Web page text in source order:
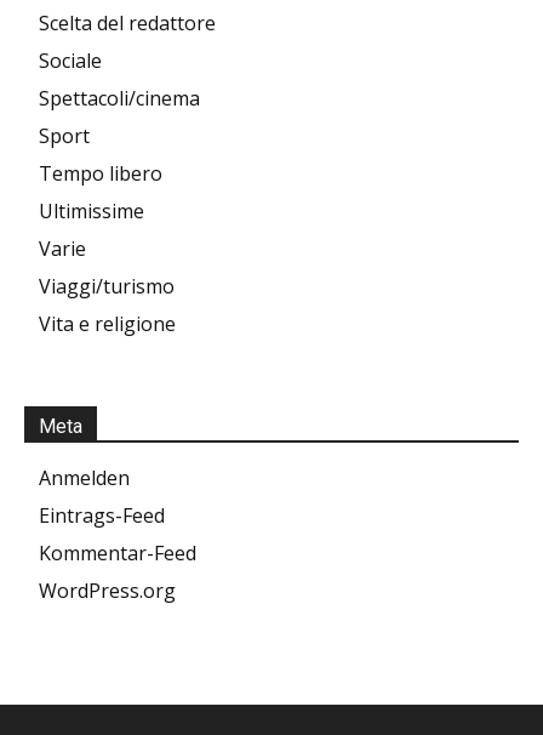
Scelta del redattore
Sociale
Spettacoli/cinema
Sport
Tempo libero
Ultimissime
Varie
Viaggi/turismo
Vita e religione
Meta
Anmelden
Eintrags-Feed
Kommentar-Feed
WordPress.org